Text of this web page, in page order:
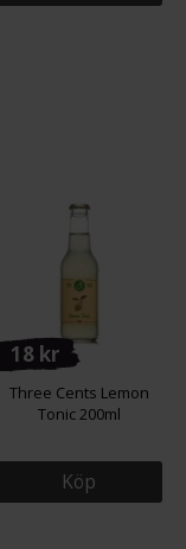
18 kr
Three Cents Lemon
Tonic 200ml
Köp